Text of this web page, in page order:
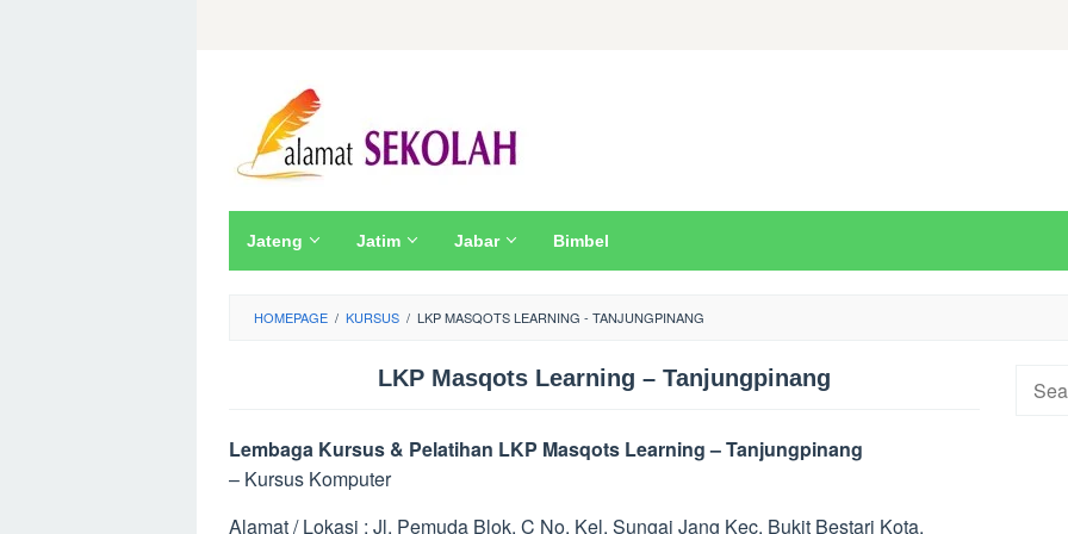
Jateng Jatim Jabar Bimbel
HOMEPAGE / KURSUS / LKP MASQOTS LEARNING - TANJUNGPINANG
LKP Masqots Learning – Tanjungpinang
Lembaga Kursus & Pelatihan LKP Masqots Learning – Tanjungpinang
– Kursus Komputer
Alamat / Lokasi : Jl. Pemuda Blok. C No. Kel. Sungai Jang Kec. Bukit Bestari Kota.